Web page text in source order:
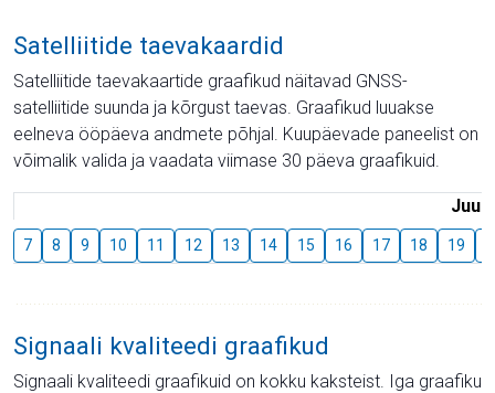
Satelliitide taevakaardid
Satelliitide taevakaartide graafikud näitavad GNSS-
satelliitide suunda ja kõrgust taevas. Graafikud luuakse
eelneva ööpäeva andmete põhjal. Kuupäevade paneelist on
võimalik valida ja vaadata viimase 30 päeva graafikuid.
Juuli
7 8 9 10 11 12 13 14 15 16 17 18 19
Signaali kvaliteedi graafikud
Signaali kvaliteedi graafikuid on kokku kaksteist. Iga graafiku